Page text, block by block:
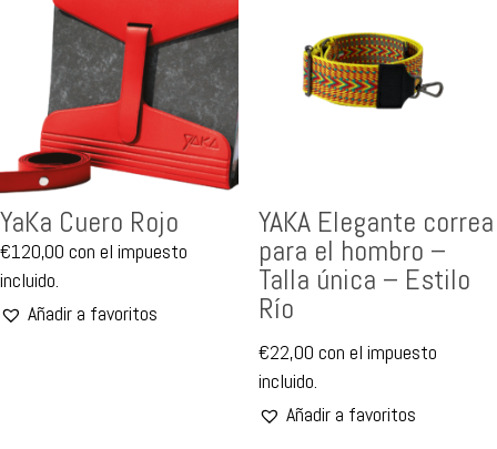
YaKa Cuero Rojo
€120,00 con el impuesto
incluido.
Añadir a favoritos
YAKA Elegante correa
para el hombro –
Talla única – Estilo
Río
€22,00 con el impuesto
incluido.
Añadir a favoritos